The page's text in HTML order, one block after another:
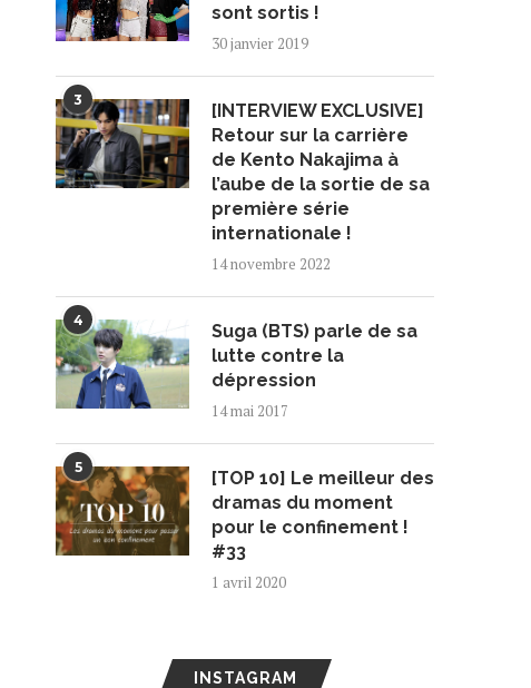
sont sortis !
30 janvier 2019
3
[INTERVIEW EXCLUSIVE]
Retour sur la carrière
de Kento Nakajima à
l’aube de la sortie de sa
première série
internationale !
14 novembre 2022
4
Suga (BTS) parle de sa
lutte contre la
dépression
14 mai 2017
5
[TOP 10] Le meilleur des
dramas du moment
pour le confinement !
#33
1 avril 2020
INSTAGRAM